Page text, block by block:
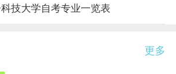
技大学自考专业一览表
更多